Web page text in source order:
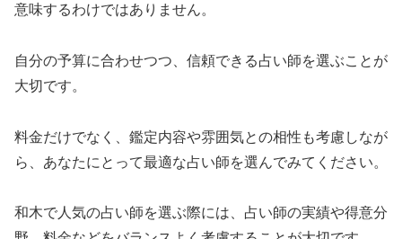
意味するわけではありません。
自分の予算に合わせつつ、信頼できる占い師を選ぶことが
大切です。
料金だけでなく、鑑定内容や雰囲気との相性も考慮しなが
ら、あなたにとって最適な占い師を選んでみてください。
和木で人気の占い師を選ぶ際には、占い師の実績や得意分